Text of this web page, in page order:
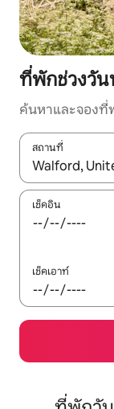
ที่พักช่วงวั
ค้นหาและจองที่
สถานที่
ใช้ลูกศรขึ้นลง ห
เช็คอิน
เช็คเอาท์